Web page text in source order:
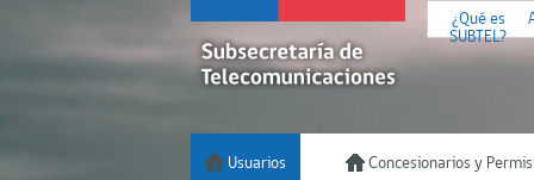
¿Qué es
SUBTEL?
Usuarios Concesionarios y